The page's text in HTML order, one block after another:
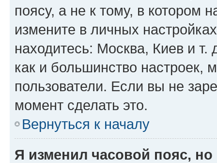
поясу, а не к тому, в котором
измените в личных
находитесь: Москва, Киев и т.
как и большинство настроек,
пользователи. Если вы не
момент сделать это.
Вернуться к началу
Я изменил часовой пояс,